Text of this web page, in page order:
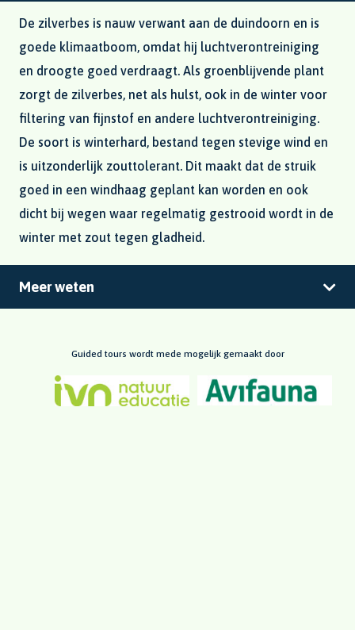
De zilverbes is nauw verwant aan de duindoorn en is
goede klimaatboom, omdat hij luchtverontreiniging
en droogte goed verdraagt. Als groenblijvende plant
zorgt de zilverbes, net als hulst, ook in de winter voor
filtering van fijnstof en andere luchtverontreiniging.
De soort is winterhard, bestand tegen stevige wind en
is uitzonderlijk zouttolerant. Dit maakt dat de struik
goed in een windhaag geplant kan worden en ook
dicht bij wegen waar regelmatig gestrooid wordt in de
winter met zout tegen gladheid.
Meer weten
Guided tours wordt mede mogelijk gemaakt door